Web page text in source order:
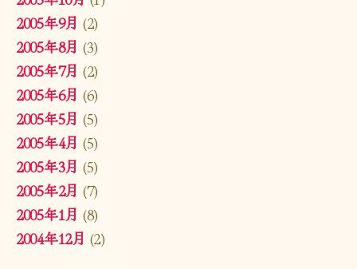
2005年9月 (2)
2005年8月 (3)
2005年7月 (2)
2005年6月 (6)
2005年5月 (5)
2005年4月 (5)
2005年3月 (5)
2005年2月 (7)
2005年1月 (8)
2004年12月 (2)